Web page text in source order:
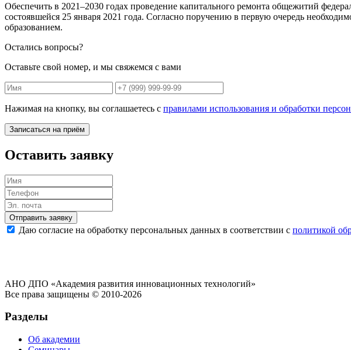
Обеспечить в 2021–2030 годах проведение капитального ремонта общежитий
состоявшейся 25 января 2021 года. Согласно поручению в первую очередь
образованием.
Остались вопросы?
Оставьте свой номер, и мы свяжемся с вами
Нажимая на кнопку, вы соглашаетесь с правилами использования и обработки
Записаться на приём
Оставить заявку
Отправить заявку
Даю согласие на обработку персональных данных в соответствии с политикой
АНО ДПО «Академия развития инновационных технологий»
Все права защищены © 2010-2026
Разделы
Об академии